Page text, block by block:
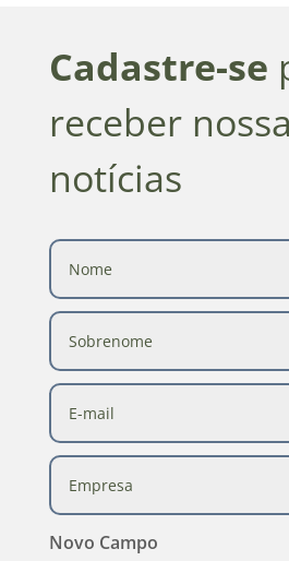
Cadastre-se
receber
notícias
Novo Campo